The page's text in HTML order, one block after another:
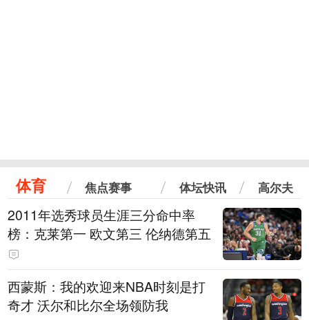
体育 焦点赛事 体坛快讯 高尔夫
2011年选秀球员生涯三分命中率
榜：克莱第一 欧文第三 伦纳德第五
西蒙斯：我的欢迎来NBA时刻是打
奇才 沃尔和比尔全场领防我